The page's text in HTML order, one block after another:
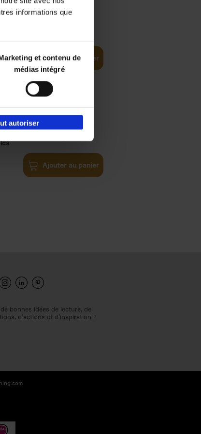
informations que
et contenu de
médias intégré
autoriser
Ajouter au panier
€34,99
Ajouter au panier
bonnes idées de lecture, de
d’actions et d’inspiration ?